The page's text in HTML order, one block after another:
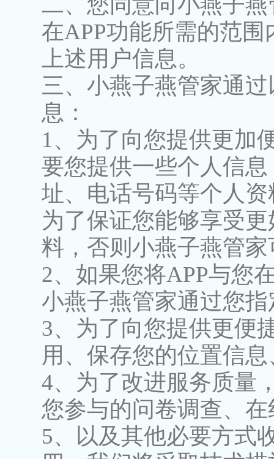
在APP功能所需的范
上述用户信息。
三、小燕子燕管家通
息：
1、为了向您提供更加
要您提供一些个人信
址、电话号码等个人资
为了保证您能够享受
料，否则小燕子燕管
2、如果您将APP与您
小燕子燕管家通过您
3、为了向您提供更便
用、保存您的位置信
4、为了改进服务质量
您参与的问卷调查、
5、以及其他必要方式